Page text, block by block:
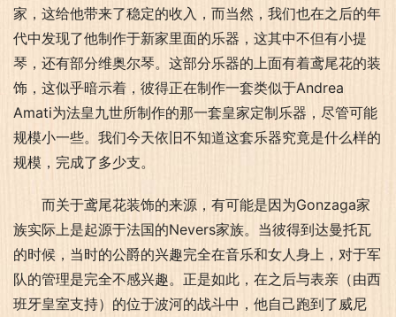
家，这给他带来了稳定的收入，而当然，我们也在之后的年
代中发现了他制作于新家里面的乐器，这其中不但有小提
琴，还有部分维奥尔琴。这部分乐器的上面有着鸢尾花的装
饰，这似乎暗示着，彼得正在制作一套类似于Andrea
Amati为法皇九世所制作的那一套皇家定制乐器，尽管可能
规模小一些。我们今天依旧不知道这套乐器究竟是什么样的
规模，完成了多少支。
而关于鸢尾花装饰的来源，有可能是因为Gonzaga家
族实际上是起源于法国的Nevers家族。当彼得到达曼托瓦
的时候，当时的公爵的兴趣完全在音乐和女人身上，对于军
队的管理是完全不感兴趣。正是如此，在之后与表亲（由西
班牙皇室支持）的位于波河的战斗中，他自己跑到了威尼